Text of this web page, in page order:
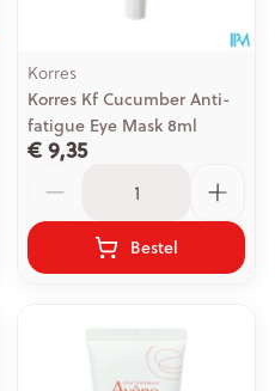
Korres
Korres Kf Cucumber Anti-
fatigue Eye Mask 8ml
€ 9,35
Bestel